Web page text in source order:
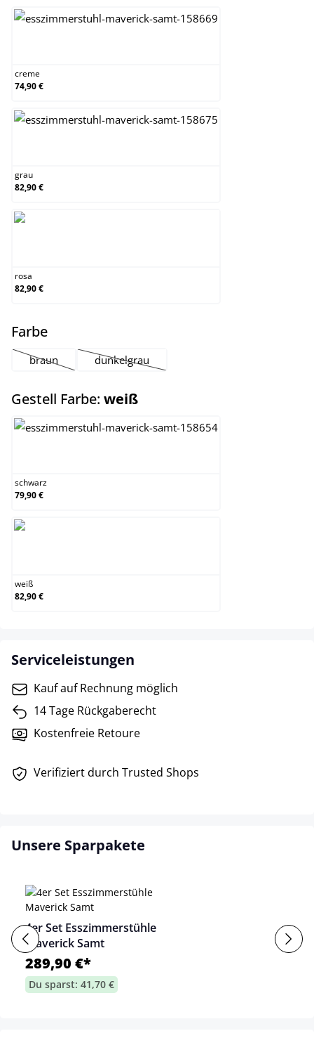
creme
74,90 €
grau
82,90 €
rosa
82,90 €
Farbeauswählen
braun
(Diese Option ist zurzeit nicht verfügbar.)
dunkelgrau
(Diese Option ist zurzeit nicht verfügbar.)
Gestell Farbe: weißauswählen
schwarz
79,90 €
weiß
82,90 €
Serviceleistungen
Kauf auf Rechnung möglich
14 Tage Rückgaberecht
Kostenfreie Retoure
Verifiziert durch Trusted Shops
Unsere Sparpakete
4er Set Esszimmerstühle
Maverick Samt
289,90 €*
Du sparst: 41,70 €